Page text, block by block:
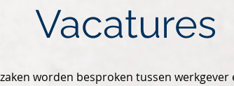
Vacatures
worden besproken tussen werkgever